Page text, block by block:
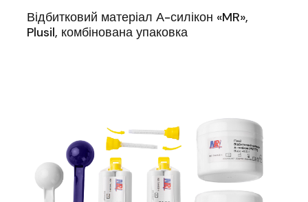
Відбитковий матеріал А-силікон «MR»,
Plusil, комбінована упаковка